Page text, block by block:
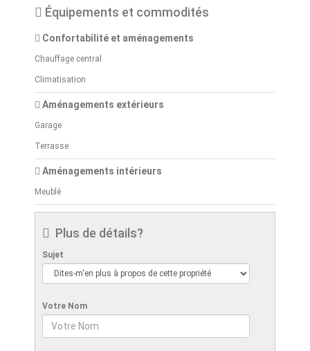
Équipements et commodités
Confortabilité et aménagements
Chauffage central
Climatisation
Aménagements extérieurs
Garage
Terrasse
Aménagements intérieurs
Meublé
Plus de détails?
Sujet
Votre Nom